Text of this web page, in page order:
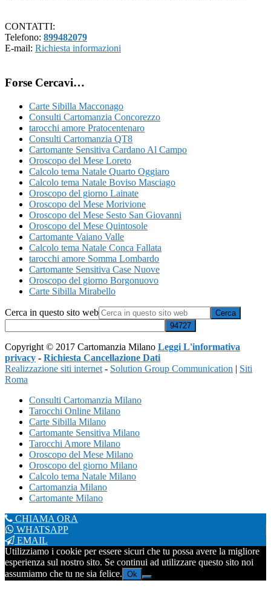
CONTATTI:
Telefono: 899482079
E-mail: Richiesta informazioni
Forse Cercavi…
Carte Sibilla Macconago
Consulti Cartomanzia Concorezzo
tarocchi amore Pratocentenaro
Consulti Cartomanzia QT8
Cartomante Sensitiva Cardano Al Campo
Oroscopo del Mese Loreto
Calcolo tema Natale Quarto Oggiaro
Calcolo tema Natale Boviso Masciago
Oroscopo del giorno Lainate
Oroscopo del Mese Morivione
Oroscopo del Mese Sesto San Giovanni
Oroscopo del Mese Quintosole
Cartomante Vaiano Valle
Calcolo tema Natale Conca Fallata
tarocchi amore Somma Lombardo
Cartomante Sensitiva Case Nuove
Oroscopo del giorno Borgonuovo
Carte Sibilla Mirabello
Cerca in questo sito web
Copyright © 2017 Cartomanzia Milano Leggi L'informativa
privacy - Richiesta Cancellazione Dati
Realizzazione siti internet - Solution Group Communication | Siti
Roma
Consulti Cartomanzia Milano
Tarocchi Online Milano
Carte Sibilla Milano
Cartomante Sensitiva Milano
Tarocchi Amore Milano
Oroscopo del Mese Milano
Oroscopo del giorno Milano
Calcolo tema Natale Milano
Cartomanzia Milano
Cartomante Milano
CHIAMA ORA
WHATSAPP
EMAIL
Utilizziamo i cookie per essere sicuri che tu possa avere la migliore
esperienza sul nostro sito. Se continui ad utilizzare questo sito noi
assumiamo che tu ne sia felice. Ok